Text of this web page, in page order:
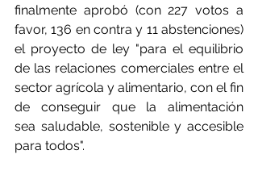
finalmente aprobó (con 227 votos a
favor, 136 en contra y 11 abstenciones)
el proyecto de ley "para el equilibrio
de las relaciones comerciales entre el
sector agrícola y alimentario, con el fin
de conseguir que la alimentación
sea saludable, sostenible y accesible
para todos".